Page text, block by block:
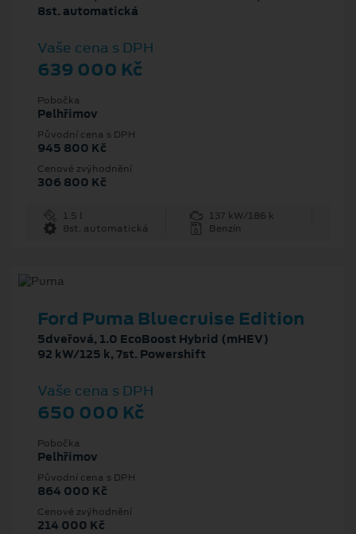
8st. automatická
Vaše cena s DPH
639 000 Kč
Pobočka
Pelhřimov
Původní cena s DPH
945 800 Kč
Cenové zvýhodnění
306 800 Kč
1.5 l
137 kW/186 k
8st. automatická
Benzín
Ford Puma Bluecruise Edition
5dveřová, 1.0 EcoBoost Hybrid (mHEV)
92 kW/125 k, 7st. Powershift
Vaše cena s DPH
650 000 Kč
Pobočka
Pelhřimov
Původní cena s DPH
864 000 Kč
Cenové zvýhodnění
214 000 Kč